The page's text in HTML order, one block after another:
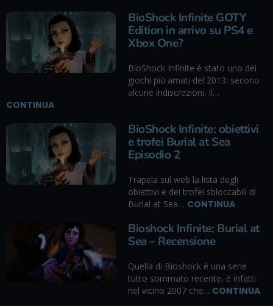
BioShock Infinite GOTY
Edition in arrivo su PS4 e
Xbox One?
BioShock Infinite è stato uno dei
giochi più amati del 2013: secono
alcune indiscrezioni, il…
CONTINUA
BioShock Infinite: obiettivi
e trofei Burial at Sea
Episodio 2
Trapela sul web la lista degli
obiettivi e dei trofei sbloccabili di
Burial at Sea… CONTINUA
Bioshock Infinite: Burial at
Sea – Recensione
Quella di Bioshock è una serie
tutto sommato recente, è infatti
nel vicino 2007 che… CONTINUA